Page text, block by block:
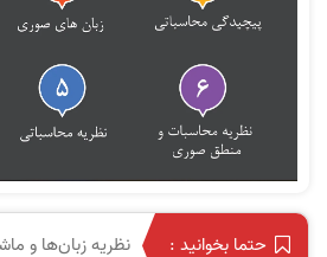
حتما بخوانید : نظریه زبان‌ها و